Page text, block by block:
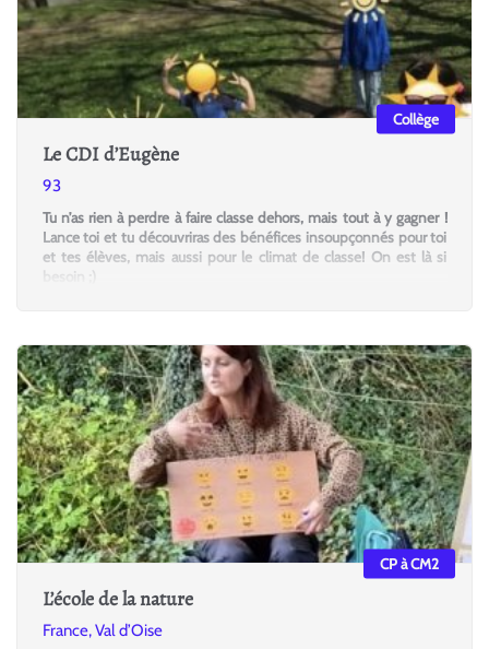
Le CDI d’Eugène
93
Tu n’as rien à perdre à faire classe dehors, mais tout à y gagner !
Lance toi et tu découvriras des bénéfices insoupçonnés pour toi
et tes élèves, mais aussi pour le climat de classe! On est là si
besoin ;)
Collège
L’école de la nature
France, Val d’Oise
CP à CM2